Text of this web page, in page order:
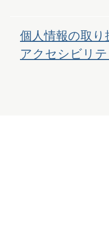
個人情報の取り
アクセシビリ